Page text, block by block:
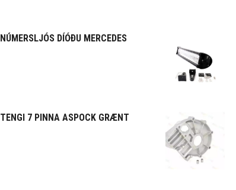
NÚMERSLJÓS DÍÓÐU MERCEDES
TENGI 7 PINNA ASPOCK GRÆNT